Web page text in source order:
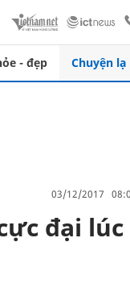
- đẹp Chuyện lạ
03/12/2017
đại